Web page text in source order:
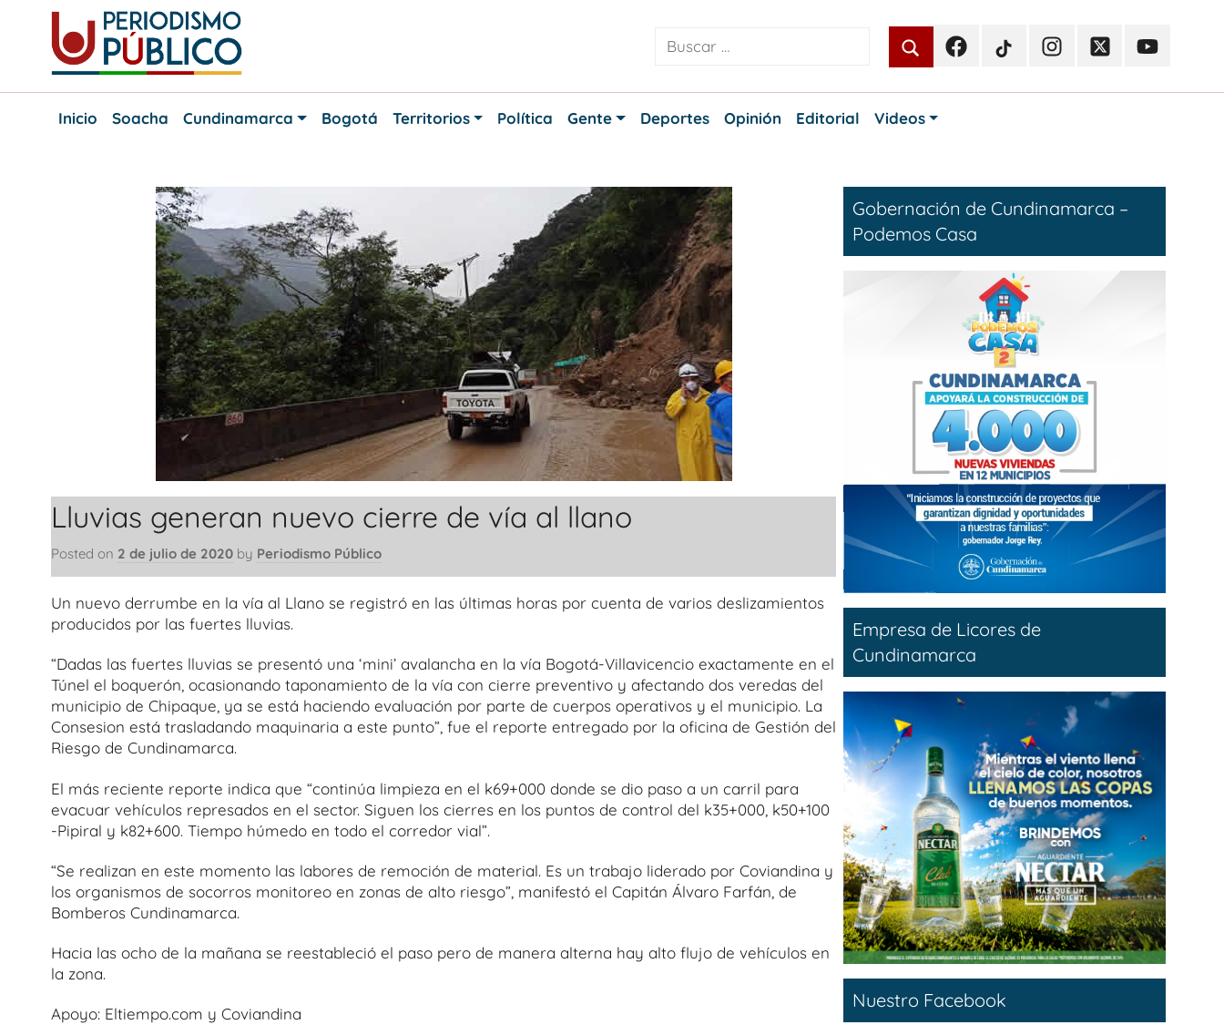
content
Periodismo
Noticias
FacebookTikTokInstagramTwitterYoutube
Inicio
Soacha Cundinamarca Bogotá Territorios Política Gente Deportes Opinión Editorial Videos
Lluvias generan nuevo cierre de vía al llano
Posted on 2 de julio de 2020 by Periodismo Público
Un nuevo derrumbe en la vía al Llano se registró en las últimas horas por cuenta de varios deslizamientos
producidos por las fuertes lluvias.
“Dadas las fuertes lluvias se presentó una ‘mini’ avalancha en la vía Bogotá-Villavicencio exactamente en el
Túnel el boquerón, ocasionando taponamiento de la vía con cierre preventivo y afectando dos veredas del
municipio de Chipaque, ya se está haciendo evaluación por parte de cuerpos operativos y el municipio. La
Consesion está trasladando maquinaria a este punto”, fue el reporte entregado por la oficina de Gestión del
Riesgo de Cundinamarca.
El más reciente reporte indica que “continúa limpieza en el k69+000 donde se dio paso a un carril para
evacuar vehículos represados en el sector. Siguen los cierres en los puntos de control del k35+000, k50+100
-Pipiral y k82+600. Tiempo húmedo en todo el corredor vial”.
“Se realizan en este momento las labores de remoción de material. Es un trabajo liderado por Coviandina y
los organismos de socorros monitoreo en zonas de alto riesgo”, manifestó el Capitán Álvaro Farfán, de
Bomberos Cundinamarca.
Hacia las ocho de la mañana se reestableció el paso pero de manera alterna hay alto flujo de vehículos en
la zona.
Apoyo: Eltiempo.com y Coviandina
Gobernación de Cundinamarca –
Podemos Casa
Empresa de Licores de
Cundinamarca
Nuestro Facebook